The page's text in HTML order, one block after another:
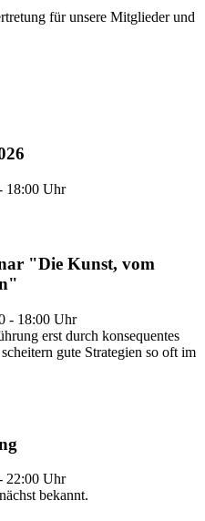
für unsere Mitglieder und
18:00 Uhr
"Die Kunst, vom
- 18:00 Uhr
erst durch konsequentes
gute Strategien so oft im
22:00 Uhr
bekannt.